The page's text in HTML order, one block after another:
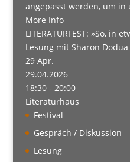
angepasst werden, um in
More Info
LITERATURFEST: »So, in
Lesung mit Sharon Dodua
29 Apr.
29.04.2026
18:30 - 20:00
Literaturhaus
Festival
Gespräch / Diskussion
Lesung